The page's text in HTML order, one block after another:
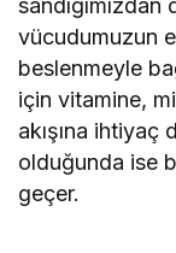
vücudumuzun
beslenmeyle
için vitamine,
akışına ihtiyaç
olduğunda ise
geçer.